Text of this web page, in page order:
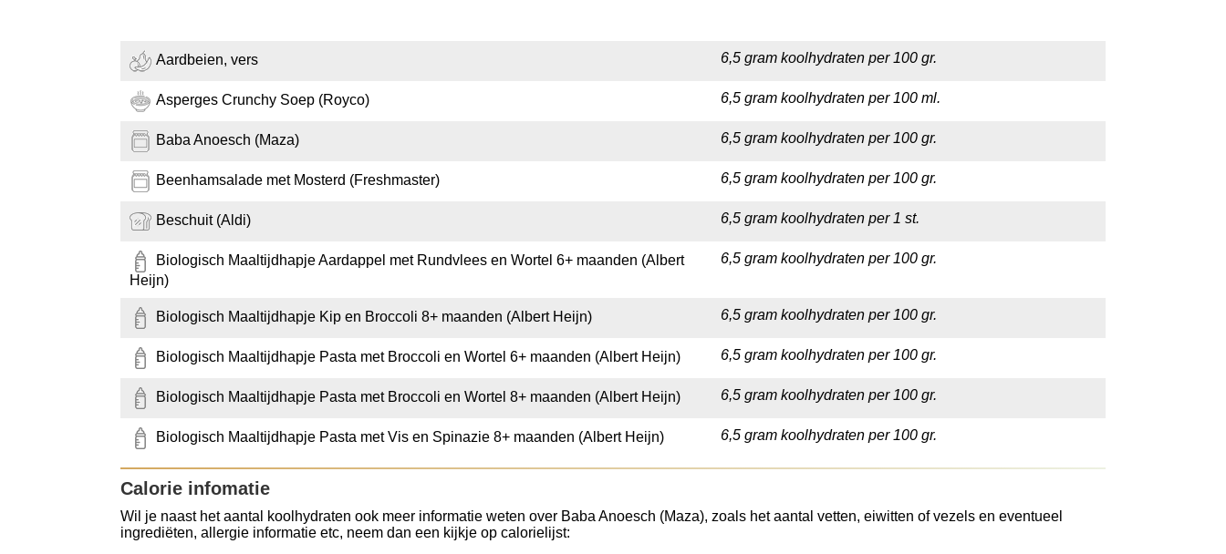
Aardbeien, vers 6,5 gram koolhydraten per 100 gr.
Asperges Crunchy Soep (Royco) 6,5 gram koolhydraten per 100 ml.
Baba Anoesch (Maza) 6,5 gram koolhydraten per 100 gr.
Beenhamsalade met Mosterd (Freshmaster) 6,5 gram koolhydraten per 100 gr.
Beschuit (Aldi) 6,5 gram koolhydraten per 1 st.
Biologisch Maaltijdhapje Aardappel met Rundvlees en Wortel 6+ maanden (Albert
Heijn)
6,5 gram koolhydraten per 100 gr.
Biologisch Maaltijdhapje Kip en Broccoli 8+ maanden (Albert Heijn) 6,5 gram koolhydraten per 100 gr.
Biologisch Maaltijdhapje Pasta met Broccoli en Wortel 6+ maanden (Albert Heijn) 6,5 gram koolhydraten per 100 gr.
Biologisch Maaltijdhapje Pasta met Broccoli en Wortel 8+ maanden (Albert Heijn) 6,5 gram koolhydraten per 100 gr.
Biologisch Maaltijdhapje Pasta met Vis en Spinazie 8+ maanden (Albert Heijn) 6,5 gram koolhydraten per 100 gr.
Calorie infomatie
Wil je naast het aantal koolhydraten ook meer informatie weten over Baba Anoesch (Maza), zoals het aantal vetten, eiwitten of vezels en eventueel
ingrediëten, allergie informatie etc, neem dan een kijkje op calorielijst: